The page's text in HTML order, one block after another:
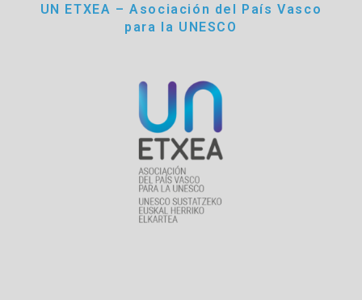
UN ETXEA – Asociación del País Vasco
para la UNESCO